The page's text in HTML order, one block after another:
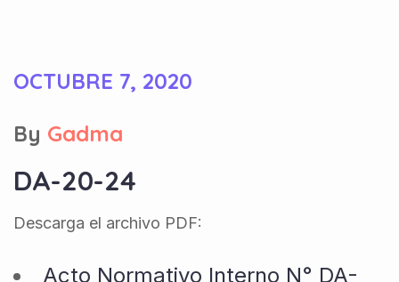
OCTUBRE 7, 2020
By Gadma
DA-20-24
Descarga el archivo PDF:
Acto Normativo Interno N° DA-